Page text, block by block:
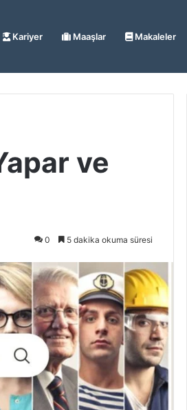
Kariyer Maaşlar Makaleler
ve
0 5 dakika okuma süresi